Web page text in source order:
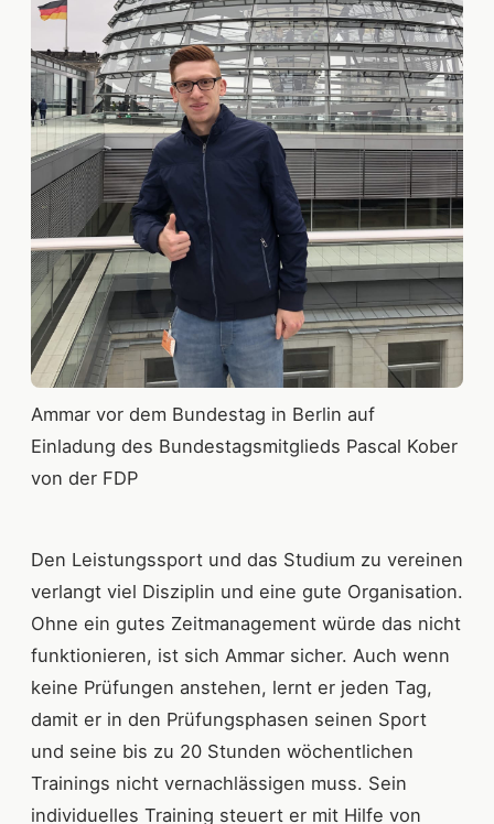
Ammar vor dem Bundestag in Berlin auf
Einladung des Bundestagsmitglieds Pascal Kober
von der FDP
Den Leistungssport und das Studium zu vereinen
verlangt viel Disziplin und eine gute Organisation.
Ohne ein gutes Zeitmanagement würde das nicht
funktionieren, ist sich Ammar sicher. Auch wenn
keine Prüfungen anstehen, lernt er jeden Tag,
damit er in den Prüfungsphasen seinen Sport
und seine bis zu 20 Stunden wöchentlichen
Trainings nicht vernachlässigen muss. Sein
individuelles Training steuert er mit Hilfe von